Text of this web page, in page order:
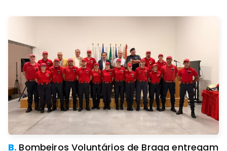
B. Bombeiros Voluntários de Braga entregam